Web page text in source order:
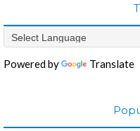
Powered by Translate